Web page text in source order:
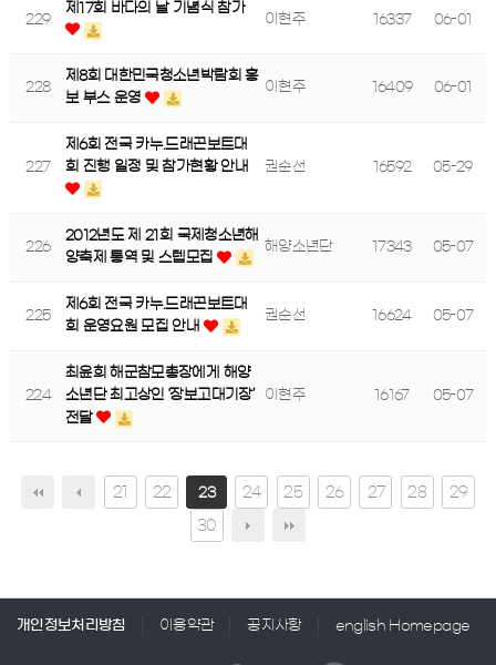
229
제17회 바다의 날 기념식 참가
이현주 16337 06-01
228
제8회 대한민국청소년박람회 홍
보 부스 운영
이현주 16409 06-01
227
제6회 전국 카누.드래곤보트대
회 진행 일정 및 참가현황 안내
권순선 16592 05-29
226
2012년도 제 21회 국제청소년해
양축제 통역 및 스텝모집
해양소년단 17343 05-07
225
제6회 전국 카누.드래곤보트대
회 운영요원 모집 안내
권순선 16624 05-07
224
최윤희 해군참모총장에게 해양
소년단 최고상인 ‘장보고대기장’
전달
이현주 16167 05-07
21 22 23 24 25 26 27 28 29
30
개인정보처리방침 이용약관 공지사항 english Homepage